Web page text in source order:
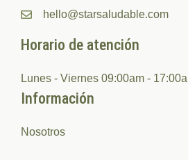
hello@starsaludable.com
Horario de atención
Lunes - Viernes 09:00am -
Información
Nosotros